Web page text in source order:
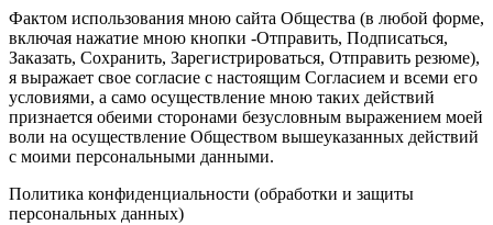
Фактом использования мною сайта Общества (в любой форме,
включая нажатие мною кнопки -Отправить, Подписаться,
Заказать, Сохранить, Зарегистрироваться, Отправить резюме),
я выражает свое согласие с настоящим Согласием и всеми его
условиями, а само осуществление мною таких действий
признается обеими сторонами безусловным выражением моей
воли на осуществление Обществом вышеуказанных действий
с моими персональными данными.
Политика конфиденциальности (обработки и защиты
персональных данных)